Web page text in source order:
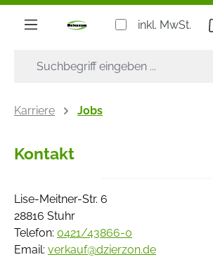
springen
inkl. MwSt.
Karriere Jobs
Kontakt
Lise-Meitner-Str. 6
28816 Stuhr
Telefon: 0421/43866-0
Email: verkauf@dzierzon.de